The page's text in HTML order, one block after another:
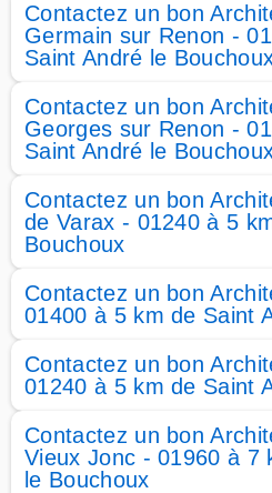
Contactez un bon
Germain sur Renon -
Saint André le
Contactez un bon
Georges sur Renon -
Saint André le
Contactez un bon
de Varax - 01240 à 5
Bouchoux
Contactez un bon
01400 à 5 km de Saint
Contactez un bon
01240 à 5 km de Saint
Contactez un bon
Vieux Jonc - 01960 à 7
le Bouchoux